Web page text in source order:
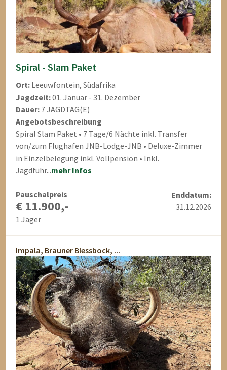
Spiral - Slam Paket
Ort: Leeuwfontein, Südafrika
Jagdzeit:01. Januar - 31. Dezember
Dauer: 7 JAGDTAG(E)
Angebotsbeschreibung
Spiral Slam Paket • 7 Tage/6 Nächte inkl. Transfer
von/zum Flughafen JNB-Lodge-JNB • Deluxe-Zimmer
in Einzelbelegung inkl. Vollpension • Inkl.
Jagdführ...mehr Infos
Pauschalpreis
€ 11.900,-
1 Jäger
Enddatum:
31.12.2026
Impala, Brauner Blessbock, ...